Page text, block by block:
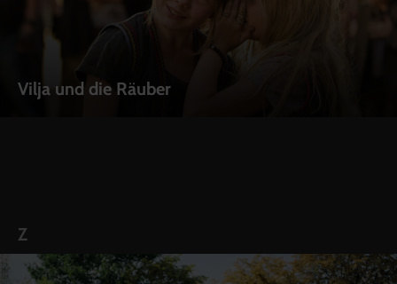
Vilja und die Räuber
Z